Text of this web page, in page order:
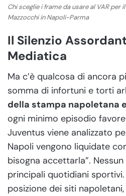
Chi sceglie i frame da usare al VAR per
Mazzocchi in Napoli-Parma
Il Silenzio
Mediatica
Ma c’è qualcosa di ancora
somma di infortuni e torti
della stampa napoletana
ogni minimo episodio
Juventus viene analizzato
Napoli vengono liquidate
bisogna accettarla”.
principali quotidiani
posizione dei siti